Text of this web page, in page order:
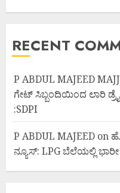
RECENT
P ABDUL MAJEED
ಗೇಟ್ ಸಿಬ್ಬಂದಿಯಿಂದ ಲಾರಿ
:SDPI
P ABDUL MAJEED on
ನ್ಯೂಸ್: LPG ಬೆಲೆಯಲ್ಲಿ